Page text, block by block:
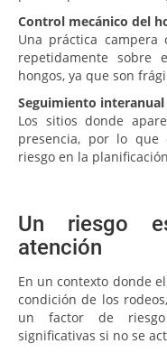
Control mecánico del
Una práctica campera
repetidamente sobre
hongos, ya que son
Seguimiento interanual
Los sitios donde
presencia, por lo que
riesgo en la
Un riesgo
atención
En un contexto donde
condición de los
un factor de
significativas si no se